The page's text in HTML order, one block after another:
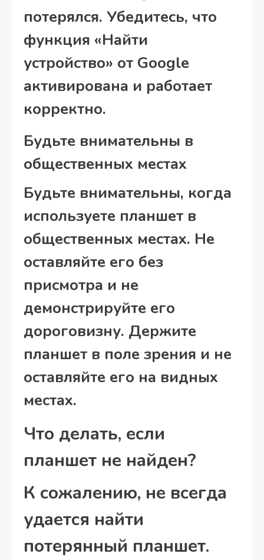
потерялся. Убедитесь, что
функция «Найти
устройство» от Google
активирована и работает
корректно.
Будьте внимательны в
общественных местах
Будьте внимательны, когда
используете планшет в
общественных местах. Не
оставляйте его без
присмотра и не
демонстрируйте его
дороговизну. Держите
планшет в поле зрения и не
оставляйте его на видных
местах.
Что делать, если
планшет не найден?
К сожалению, не всегда
удается найти
потерянный планшет.